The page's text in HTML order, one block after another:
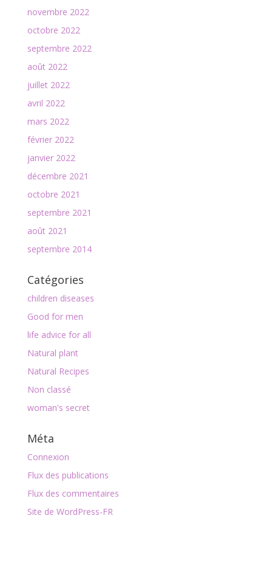
novembre 2022
octobre 2022
septembre 2022
août 2022
juillet 2022
avril 2022
mars 2022
février 2022
janvier 2022
décembre 2021
octobre 2021
septembre 2021
août 2021
septembre 2014
Catégories
children diseases
Good for men
life advice for all
Natural plant
Natural Recipes
Non classé
woman's secret
Méta
Connexion
Flux des publications
Flux des commentaires
Site de WordPress-FR